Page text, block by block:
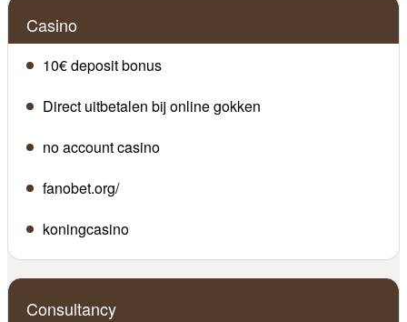
Casino
10€ deposit bonus
Direct uitbetalen bij online gokken
no account casino
fanobet.org/
koningcasino
Consultancy